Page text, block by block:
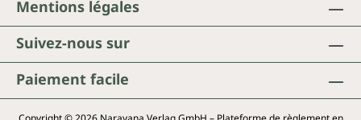
Suivez-nous sur
Paiement facile
Mentions légales